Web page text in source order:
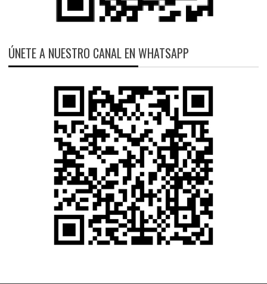
ÚNETE A NUESTRO CANAL EN WHATSAPP